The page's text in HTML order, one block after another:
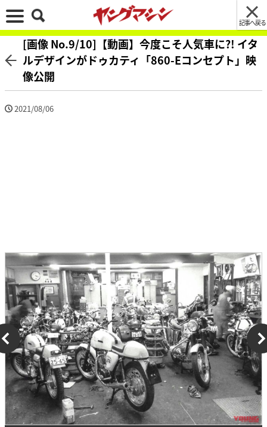
記事へ戻る
[画像 No.9/10]【動画】今度こそ人気車に?! イタ
ルデザインがドゥカティ「860-Eコンセプト」映
像公開
2021/08/06